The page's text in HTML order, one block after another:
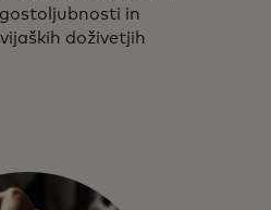
in
doživetjih